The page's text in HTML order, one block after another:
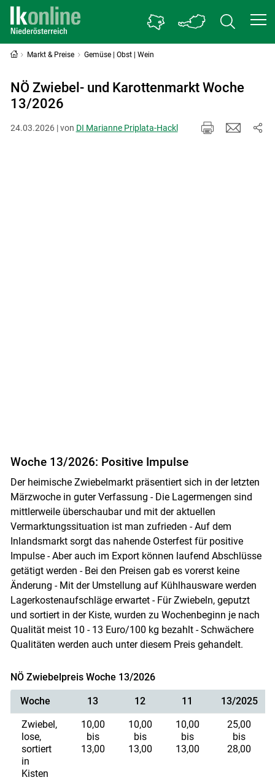
Skip to main content
Markt & Preise Gemüse | Obst | Wein
NÖ Zwiebel- und Karottenmarkt Woche
13/2026
24.03.2026 | von DI Marianne Priplata-Hackl
Woche 13/2026: Positive Impulse
Der heimische Zwiebelmarkt präsentiert sich in der letzten
Märzwoche in guter Verfassung - Die Lagermengen sind
mittlerweile überschaubar und mit der aktuellen
Vermarktungssituation ist man zufrieden - Auf dem
Inlandsmarkt sorgt das nahende Osterfest für positive
Impulse - Aber auch im Export können laufend Abschlüsse
getätigt werden - Bei den Preisen gab es vorerst keine
Änderung - Mit der Umstellung auf Kühlhausware werden
Lagerkostenaufschläge erwartet - Für Zwiebeln, geputzt
und sortiert in der Kiste, wurden zu Wochenbeginn je nach
Qualität meist 10 - 13 Euro/100 kg bezahlt - Schwächere
Qualitäten werden auch unter diesem Preis gehandelt.
NÖ Zwiebelpreis Woche 13/2026
Woche 13 12 11
13/2025
Zwiebel,
lose,
sortiert
in
Kisten
10,00
bis
13,00
10,00
bis
13,00
10,00
bis
13,00
25,00
bis
28,00